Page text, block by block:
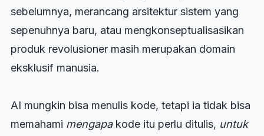
sebelumnya, merancang arsitektur sistem yang
sepenuhnya baru, atau mengkonseptualisasikan
produk revolusioner masih merupakan domain
eksklusif manusia.
AI mungkin bisa menulis kode, tetapi ia tidak bisa
memahami mengapakode itu perlu ditulis, untuk